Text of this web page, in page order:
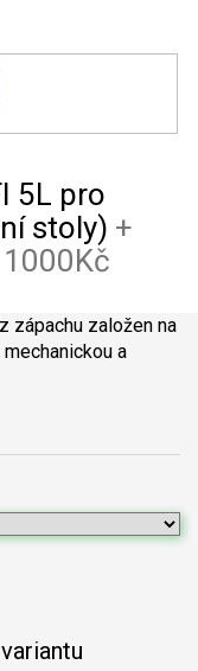
5L pro
stoly) +
zápachu založen na
a